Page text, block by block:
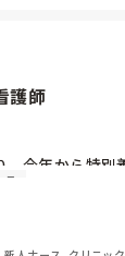
護師
、今年から特別
確認すること
んの目が気に
ス